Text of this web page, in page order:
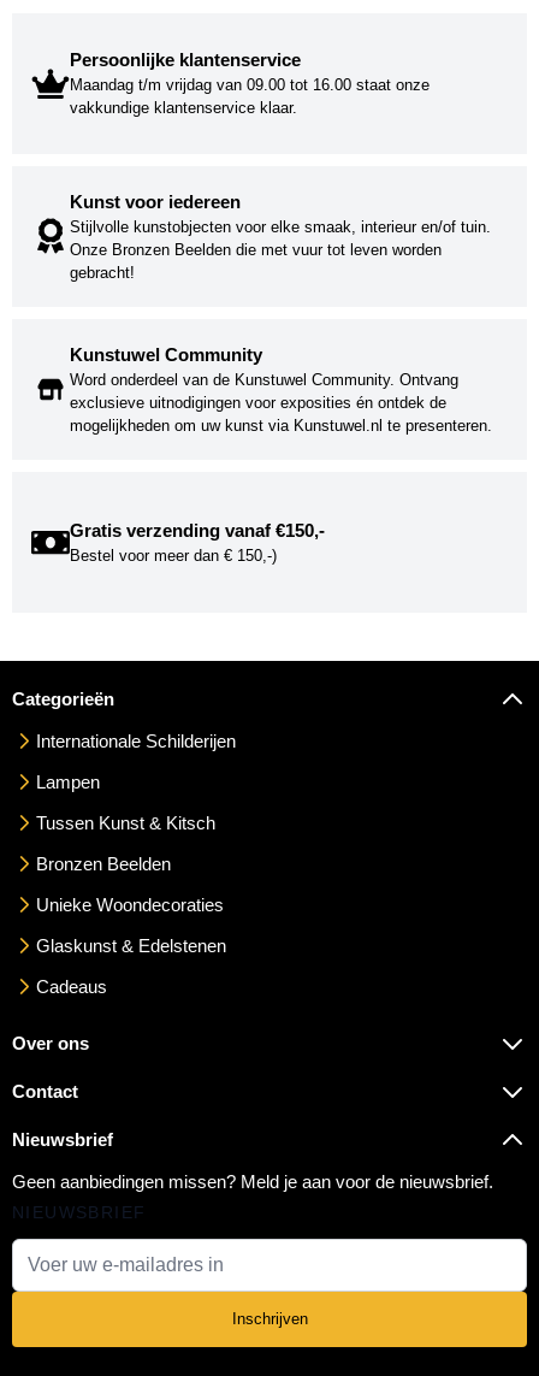
Persoonlijke klantenservice
Maandag t/m vrijdag van 09.00 tot 16.00 staat onze
vakkundige klantenservice klaar.
Kunst voor iedereen
Stijlvolle kunstobjecten voor elke smaak, interieur en/of tuin.
Onze Bronzen Beelden die met vuur tot leven worden
gebracht!
Kunstuwel Community
Word onderdeel van de Kunstuwel Community. Ontvang
exclusieve uitnodigingen voor exposities én ontdek de
mogelijkheden om uw kunst via Kunstuwel.nl te presenteren.
Gratis verzending vanaf €150,-
Bestel voor meer dan € 150,-)
Categorieën
Internationale Schilderijen
Lampen
Tussen Kunst & Kitsch
Bronzen Beelden
Unieke Woondecoraties
Glaskunst & Edelstenen
Cadeaus
Over ons
Contact
Nieuwsbrief
Geen aanbiedingen missen? Meld je aan voor de nieuwsbrief.
NIEUWSBRIEF
Inschrijven